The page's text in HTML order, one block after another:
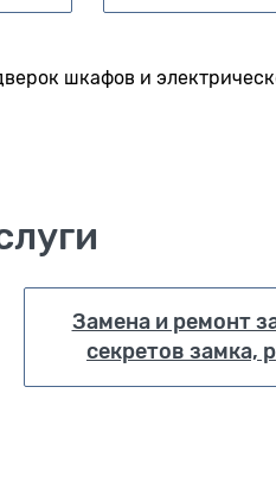
шкафов и
Замена и ремонт
секретов замка,